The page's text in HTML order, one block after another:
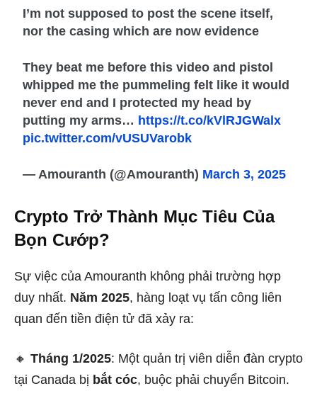
I’m not supposed to post the scene itself,
nor the casing which are now evidence
They beat me before this video and pistol
whipped me the pummeling felt like it would
never end and I protected my head by
putting my arms… https://t.co/kVlRJGWalx
pic.twitter.com/vUSUVarobk
— Amouranth (@Amouranth) March 3, 2025
Crypto Trở Thành Mục Tiêu Của
Bọn Cướp?
Sự việc của Amouranth không phải trường hợp
duy nhất. Năm 2025, hàng loạt vụ tấn công liên
quan đến tiền điện tử đã xảy ra:
🔸 Tháng 1/2025: Một quản trị viên diễn đàn crypto
tại Canada bị bắt cóc, buộc phải chuyển Bitcoin.